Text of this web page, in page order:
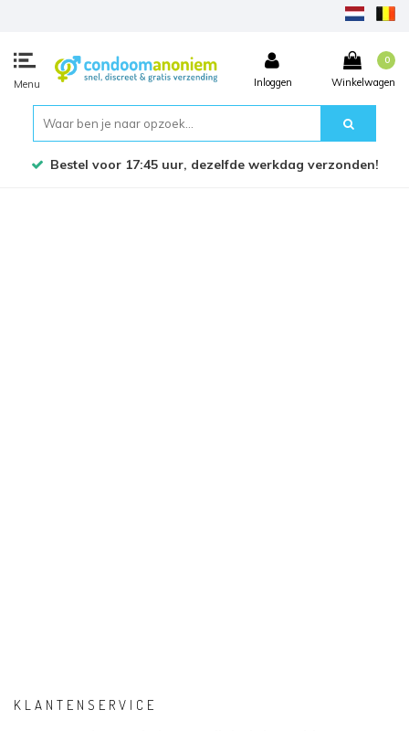
Menu Inloggen
0
Winkelwagen
Bestel voor 17:45 uur, dezelfde werkdag verzonden!
KLANTENSERVICE